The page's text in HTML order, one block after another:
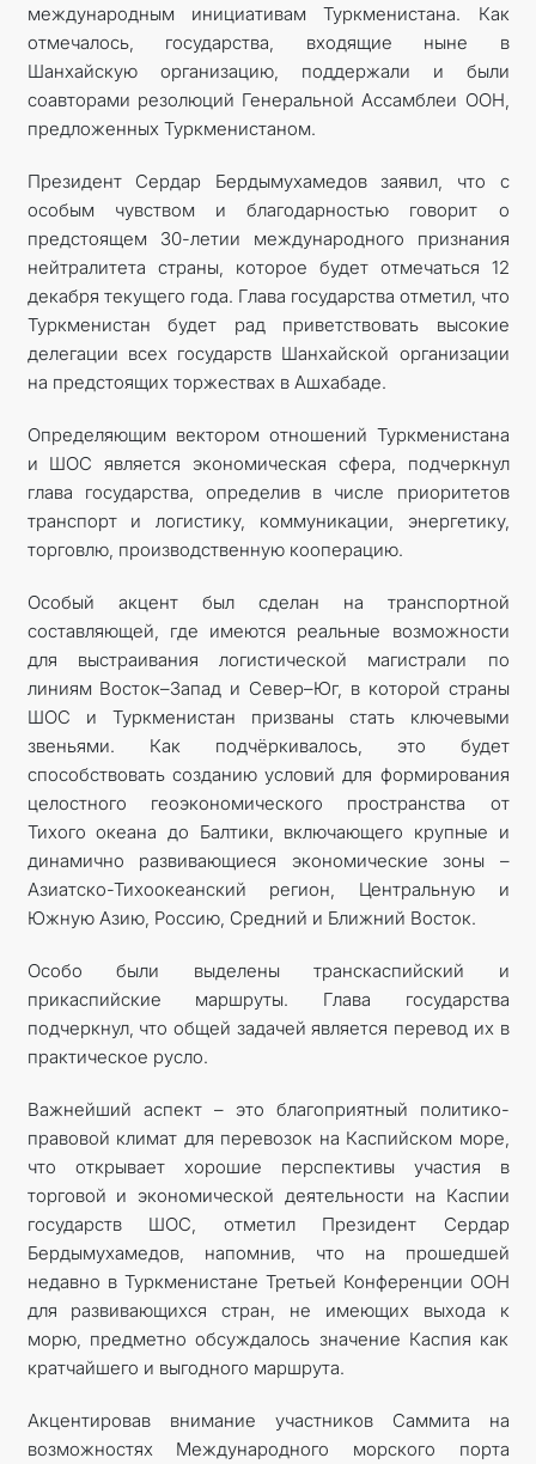
международным инициативам Туркменистана. Как
отмечалось, государства, входящие ныне в
Шанхайскую организацию, поддержали и были
соавторами резолюций Генеральной Ассамблеи ООН,
предложенных Туркменистаном.
Президент Сердар Бердымухамедов заявил, что с
особым чувством и благодарностью говорит о
предстоящем 30-летии международного признания
нейтралитета страны, которое будет отмечаться 12
декабря текущего года. Глава государства отметил, что
Туркменистан будет рад приветствовать высокие
делегации всех государств Шанхайской организации
на предстоящих торжествах в Ашхабаде.
Определяющим вектором отношений Туркменистана
и ШОС является экономическая сфера, подчеркнул
глава государства, определив в числе приоритетов
транспорт и логистику, коммуникации, энергетику,
торговлю, производственную кооперацию.
Особый акцент был сделан на транспортной
составляющей, где имеются реальные возможности
для выстраивания логистической магистрали по
линиям Восток–Запад и Север–Юг, в которой страны
ШОС и Туркменистан призваны стать ключевыми
звеньями. Как подчёркивалось, это будет
способствовать созданию условий для формирования
целостного геоэкономического пространства от
Тихого океана до Балтики, включающего крупные и
динамично развивающиеся экономические зоны –
Азиатско-Тихоокеанский регион, Центральную и
Южную Азию, Россию, Средний и Ближний Восток.
Особо были выделены транскаспийский и
прикаспийские маршруты. Глава государства
подчеркнул, что общей задачей является перевод их в
практическое русло.
Важнейший аспект – это благоприятный политико-
правовой климат для перевозок на Каспийском море,
что открывает хорошие перспективы участия в
торговой и экономической деятельности на Каспии
государств ШОС, отметил Президент Сердар
Бердымухамедов, напомнив, что на прошедшей
недавно в Туркменистане Третьей Конференции ООН
для развивающихся стран, не имеющих выхода к
морю, предметно обсуждалось значение Каспия как
кратчайшего и выгодного маршрута.
Акцентировав внимание участников Саммита на
возможностях Международного морского порта